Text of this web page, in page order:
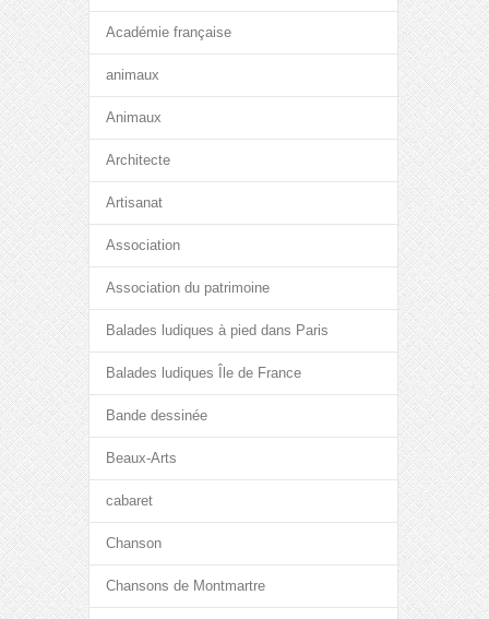
Académie française
animaux
Animaux
Architecte
Artisanat
Association
Association du patrimoine
Balades ludiques à pied dans Paris
Balades ludiques Île de France
Bande dessinée
Beaux-Arts
cabaret
Chanson
Chansons de Montmartre